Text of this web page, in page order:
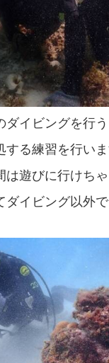
ダイビングを行
する練習を行い
は遊びに行けち
ダイビング以外